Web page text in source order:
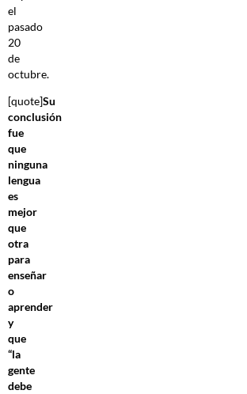
el
pasado
20
de
octubre.
[quote]Su
conclusión
fue
que
ninguna
lengua
es
mejor
que
otra
para
enseñar
o
aprender
y
que
“la
gente
debe